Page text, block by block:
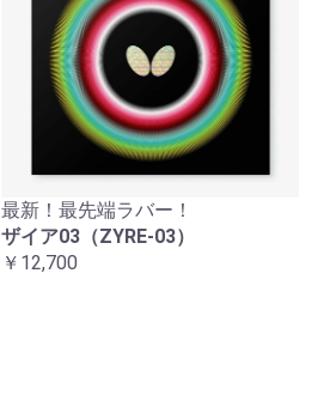
最新！最先端ラバー！
ザイア03（ZYRE-03）
￥12,700